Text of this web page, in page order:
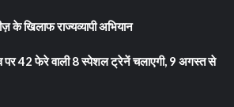
के खिलाफ राज्यव्यापी अभियान
पर 42 फेरे वाली 8 स्पेशल ट्रेनें चलाएगी, 9 अगस्त से